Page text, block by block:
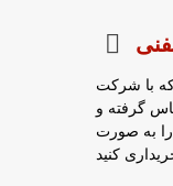
که با شرکت
گرفته و
به صورت
کنید